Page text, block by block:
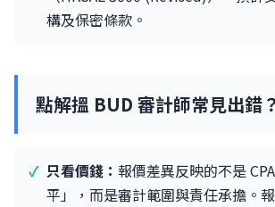
構及保密條款。
點解搵 BUD 審計師常見出錯？
只看價錢： 報價差異反映的不是
平」，而是審計範圍與責任承擔。